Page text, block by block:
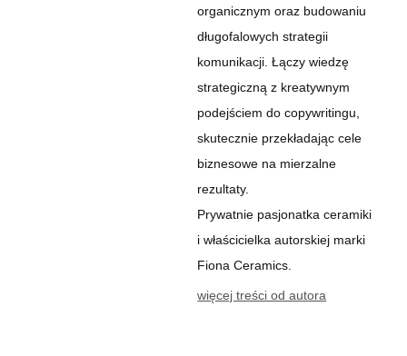
organicznym oraz budowaniu
długofalowych strategii
komunikacji. Łączy wiedzę
strategiczną z kreatywnym
podejściem do copywritingu,
skutecznie przekładając cele
biznesowe na mierzalne
rezultaty.
Prywatnie pasjonatka ceramiki
i właścicielka autorskiej marki
Fiona Ceramics.
więcej treści od autora